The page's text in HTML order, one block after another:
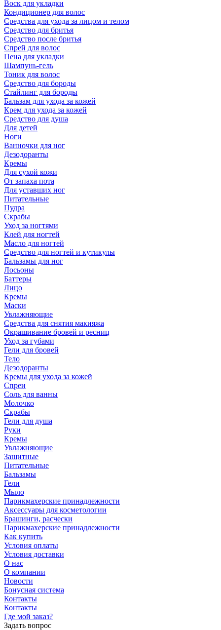
Воск для укладки
Кондиционер для волос
Средства для ухода за лицом и телом
Средство для бритья
Средство после бритья
Спрей для волос
Пена для укладки
Шампунь-гель
Тоник для волос
Средство для бороды
Стайлинг для бороды
Бальзам для ухода за кожей
Крем для ухода за кожей
Средство для душа
Для детей
Ноги
Ванночки для ног
Дезодоранты
Кремы
Для сухой кожи
От запаха пота
Для уставших ног
Питательные
Пудра
Скрабы
Уход за ногтями
Клей для ногтей
Масло для ногтей
Средство для ногтей и кутикулы
Бальзамы для ног
Лосьоны
Баттеры
Лицо
Кремы
Маски
Увлажняющие
Средства для снятия макияжа
Окрашивание бровей и ресниц
Уход за губами
Гели для бровей
Тело
Дезодоранты
Кремы для ухода за кожей
Спреи
Соль для ванны
Молочко
Скрабы
Гели для душа
Руки
Кремы
Увлажняющие
Защитные
Питательные
Бальзамы
Гели
Мыло
Парикмахерские принадлежности
Аксессуары для косметологии
Брашинги, расчески
Парикмахерские принадлежности
Как купить
Условия оплаты
Условия доставки
О нас
О компании
Новости
Бонусная система
Контакты
Контакты
Где мой заказ?
Задать вопрос